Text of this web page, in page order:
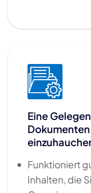
Eine
Funktioniert
Inhalten, die